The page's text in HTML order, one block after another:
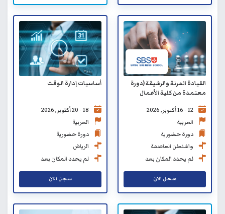
القيادة المرنة والرشيقة (دورة
معتمدة من كلية الأعمال
12 - 16 أكتوبر, 2026
العربية
دورة حضورية
واشنطن العاصمة
لم يحدد المكان بعد
سجل الان
أساسيات إدارة الوقت
18 - 20 أكتوبر, 2026
العربية
دورة حضورية
الرياض
لم يحدد المكان بعد
سجل الان